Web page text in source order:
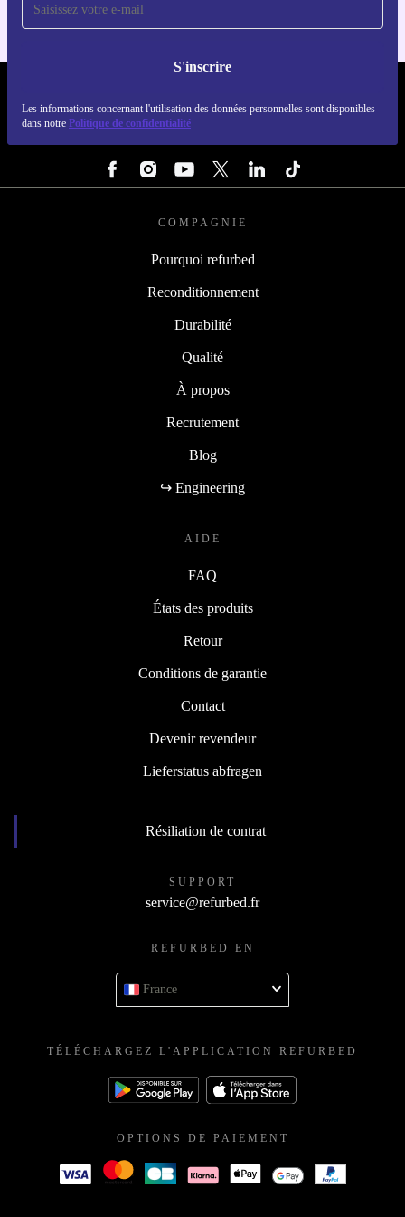
S'inscrire
Les informations concernant l'utilisation des données personnelles sont disponibles
dans notre Politique de confidentialité
COMPAGNIE
Pourquoi refurbed
Reconditionnement
Durabilité
Qualité
À propos
Recrutement
Blog
↪ Engineering
AIDE
FAQ
États des produits
Retour
Conditions de garantie
Contact
Devenir revendeur
Lieferstatus abfragen
Résiliation de contrat
SUPPORT
service@refurbed.fr
REFURBED EN
France
TÉLÉCHARGEZ L'APPLICATION REFURBED
OPTIONS DE PAIEMENT